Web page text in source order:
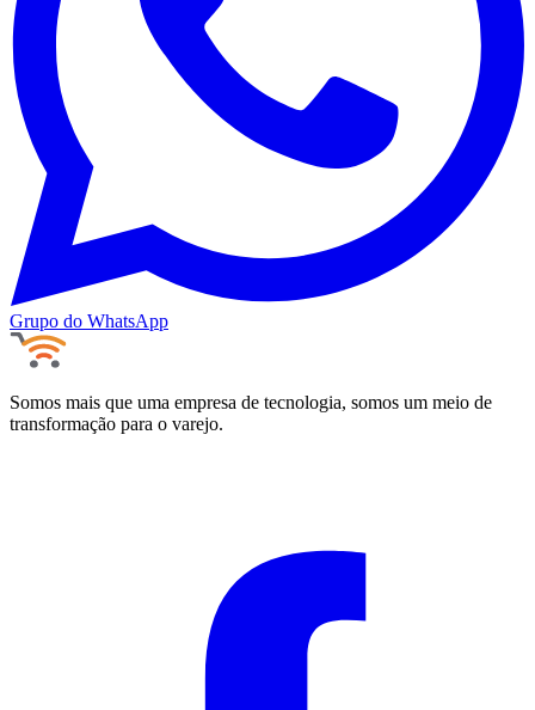
Grupo do WhatsApp
Somos mais que uma empresa de tecnologia, somos um meio de
transformação para o varejo.